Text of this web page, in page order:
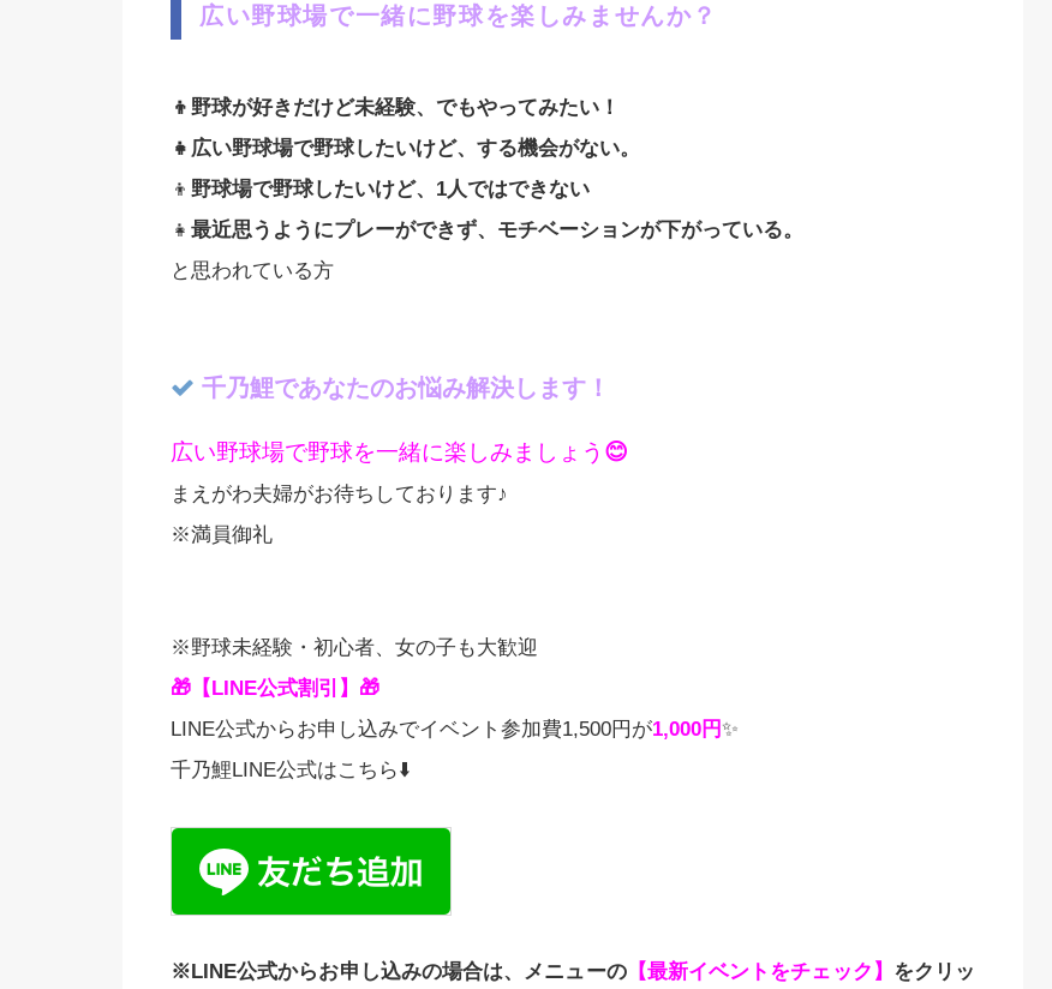
広い野球場で一緒に野球を楽しみませんか？
👦野球が好きだけど未経験、でもやってみたい！
👧広い野球場で野球したいけど、する機会がない。
👦 野球場で野球したいけど、1人ではできない
👧 最近思うようにプレーができず、モチベーションが下がっている。
と思われている方
千乃鯉であなたのお悩み解決します！
広い野球場で野球を一緒に楽しみましょう 😊
まえがわ夫婦がお待ちしております♪
※満員御礼
※野球未経験・初心者、女の子も大歓迎
🎁【LINE公式割引】🎁
LINE公式からお申し込みでイベント参加費1,500円が1,000円 ✨
千乃鯉LINE公式はこちら⬇️
※LINE公式からお申し込みの場合は、メニューの【最新イベントをチェック】 をクリッ